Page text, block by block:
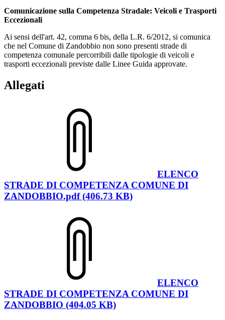
Comunicazione sulla Competenza Stradale: Veicoli e Trasporti
Eccezionali
Ai sensi dell'art. 42, comma 6 bis, della L.R. 6/2012, si comunica
che nel Comune di Zandobbio non sono presenti strade di
competenza comunale percorribili dalle tipologie di veicoli e
trasporti eccezionali previste dalle Linee Guida approvate.
Allegati
ELENCO
STRADE DI COMPETENZA COMUNE DI
ZANDOBBIO.pdf (406.73 KB)
ELENCO
STRADE DI COMPETENZA COMUNE DI
ZANDOBBIO (404.05 KB)